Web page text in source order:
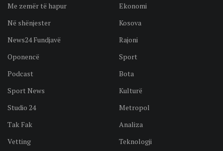
Me zemër të hapur
Në shënjester
News24 Fundjavë
Oponencë
Podcast
Sport News
Studio 24
Tak Fak
Vetting
Ekonomi
Kosova
Rajoni
Sport
Bota
Kulturë
Metropol
Analiza
Teknologji